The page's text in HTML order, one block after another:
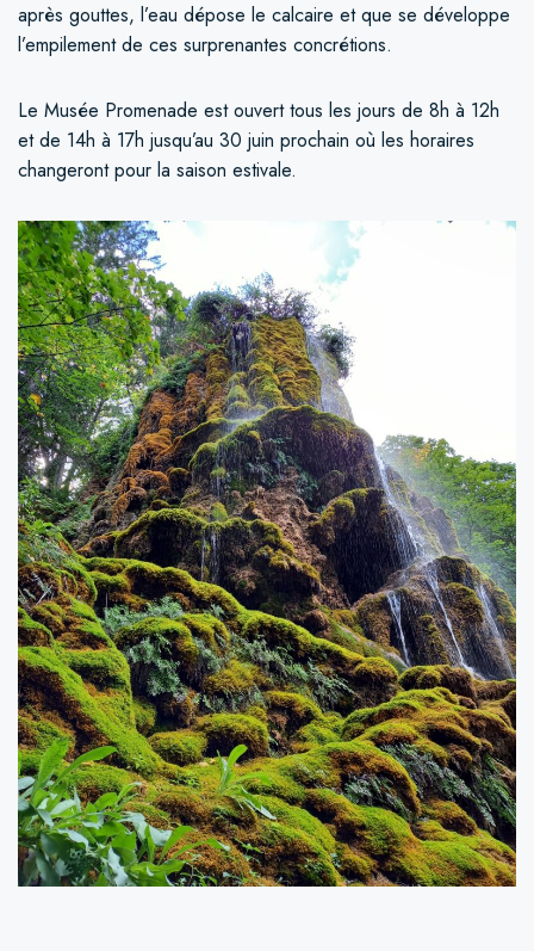
après gouttes, l’eau dépose le calcaire et que se développe
l’empilement de ces surprenantes concrétions.
Le Musée Promenade est ouvert tous les jours de 8h à 12h
et de 14h à 17h jusqu’au 30 juin prochain où les horaires
changeront pour la saison estivale.